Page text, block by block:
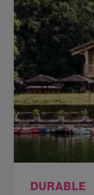
DURABLE